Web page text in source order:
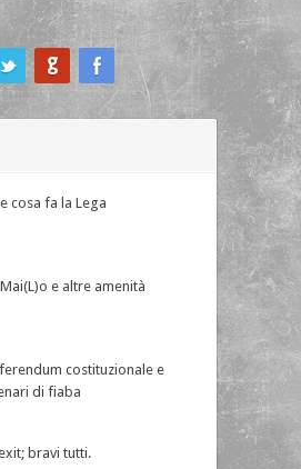
cosa fa la Lega
e altre amenità
costituzionale e
di fiaba
bravi tutti.